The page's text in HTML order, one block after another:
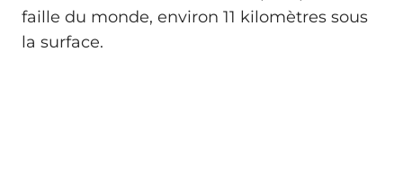
faille du monde, environ 11 kilomètres sous
la surface.